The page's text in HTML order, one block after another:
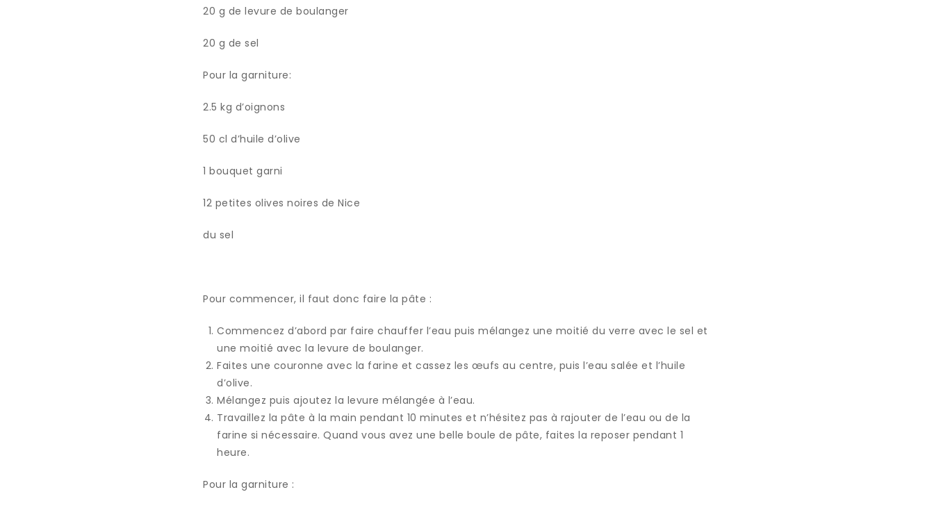
20 g de levure de boulanger
20 g de sel
Pour la garniture:
2.5 kg d’oignons
50 cl d’huile d’olive
1 bouquet garni
12 petites olives noires de Nice
du sel
Pour commencer, il faut donc faire la pâte :
Commencez d’abord par faire chauffer l’eau puis mélangez une moitié du verre avec le sel et
une moitié avec la levure de boulanger.
Faites une couronne avec la farine et cassez les œufs au centre, puis l’eau salée et l’huile
d’olive.
Mélangez puis ajoutez la levure mélangée à l’eau.
Travaillez la pâte à la main pendant 10 minutes et n’hésitez pas à rajouter de l’eau ou de la
farine si nécessaire. Quand vous avez une belle boule de pâte, faites la reposer pendant 1
heure.
Pour la garniture :